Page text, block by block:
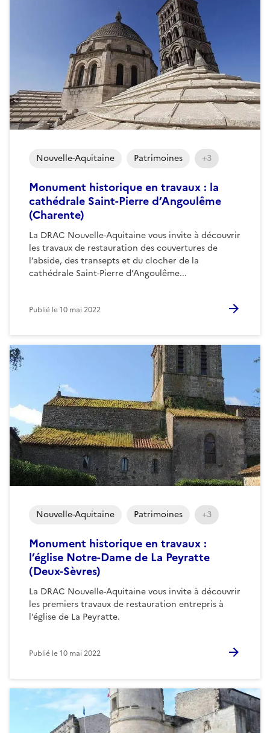
Monument historique en travaux : la
cathédrale Saint-Pierre d’Angoulême
(Charente)
La DRAC Nouvelle-Aquitaine vous invite à découvrir
les travaux de restauration des couvertures de
l’abside, des transepts et du clocher de la
cathédrale Saint-Pierre d’Angoulême...
Nouvelle-Aquitaine Patrimoines +3
Publié le10 mai 2022
Monument historique en travaux :
l’église Notre-Dame de La Peyratte
(Deux-Sèvres)
La DRAC Nouvelle-Aquitaine vous invite à découvrir
les premiers travaux de restauration entrepris à
l’église de La Peyratte.
Nouvelle-Aquitaine Patrimoines +3
Publié le10 mai 2022